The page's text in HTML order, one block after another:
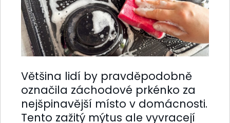
Většina lidí by pravděpodobně
označila záchodové prkénko za
nejšpinavější místo v domácnosti.
Tento zažitý mýtus ale vyvracejí